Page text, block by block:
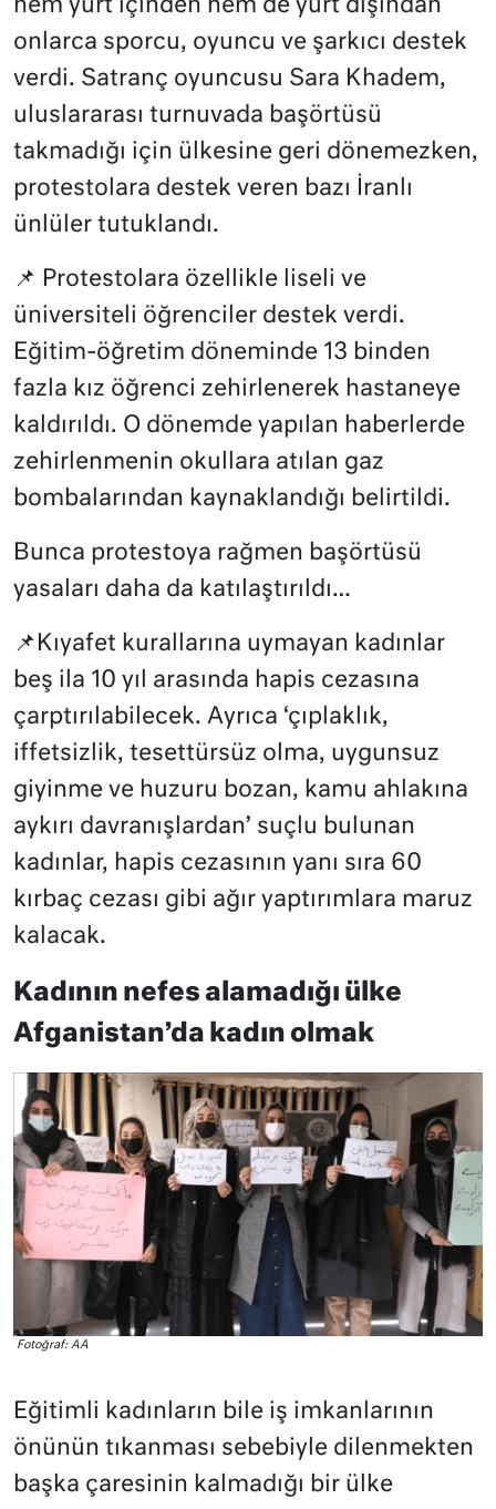
hem yurt içinden hem de yurt dışından
onlarca sporcu, oyuncu ve şarkıcı destek
verdi. Satranç oyuncusu Sara Khadem,
uluslararası turnuvada başörtüsü
takmadığı için ülkesine geri dönemezken,
protestolara destek veren bazı İranlı
ünlüler tutuklandı.
📌 Protestolara özellikle liseli ve
üniversiteli öğrenciler destek verdi.
Eğitim-öğretim döneminde 13 binden
fazla kız öğrenci zehirlenerek hastaneye
kaldırıldı. O dönemde yapılan haberlerde
zehirlenmenin okullara atılan gaz
bombalarından kaynaklandığı belirtildi.
Bunca protestoya rağmen başörtüsü
yasaları daha da katılaştırıldı…
📌Kıyafet kurallarına uymayan kadınlar
beş ila 10 yıl arasında hapis cezasına
çarptırılabilecek. Ayrıca ‘çıplaklık,
iffetsizlik, tesettürsüz olma, uygunsuz
giyinme ve huzuru bozan, kamu ahlakına
aykırı davranışlardan’ suçlu bulunan
kadınlar, hapis cezasının yanı sıra 60
kırbaç cezası gibi ağır yaptırımlara maruz
kalacak.
Kadının nefes alamadığı ülke
Afganistan’da kadın olmak
Fotoğraf: AA
Eğitimli kadınların bile iş imkanlarının
önünün tıkanması sebebiyle dilenmekten
başka çaresinin kalmadığı bir ülke